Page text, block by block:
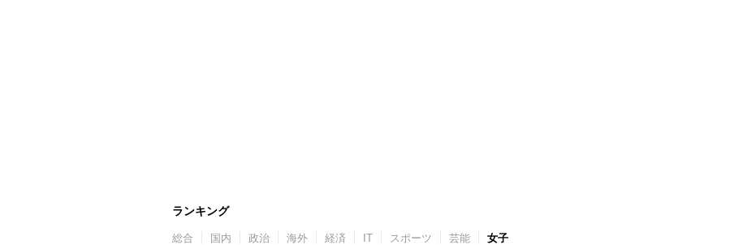
ランキング
総合 国内 政治 海外 経済 IT スポーツ 芸能 女子